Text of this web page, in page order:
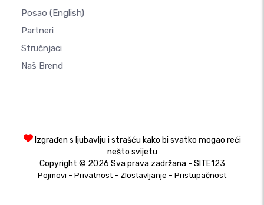
Posao (English)
Partneri
Stručnjaci
Naš Brend
Izgrađen s ljubavlju i strašću kako bi svatko mogao reći
nešto svijetu
Copyright © 2026 Sva prava zadržana - SITE123
Pojmovi - Privatnost - Zlostavljanje - Pristupačnost